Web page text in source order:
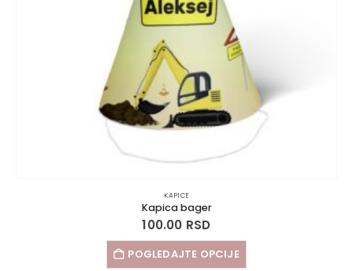
KAPICE
Kapica bager
100.00 RSD
POGLEDAJTE OPCIJE